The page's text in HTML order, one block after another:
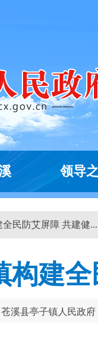
领导
全民防艾屏障 共建健
构建
溪县亭子镇人民政府